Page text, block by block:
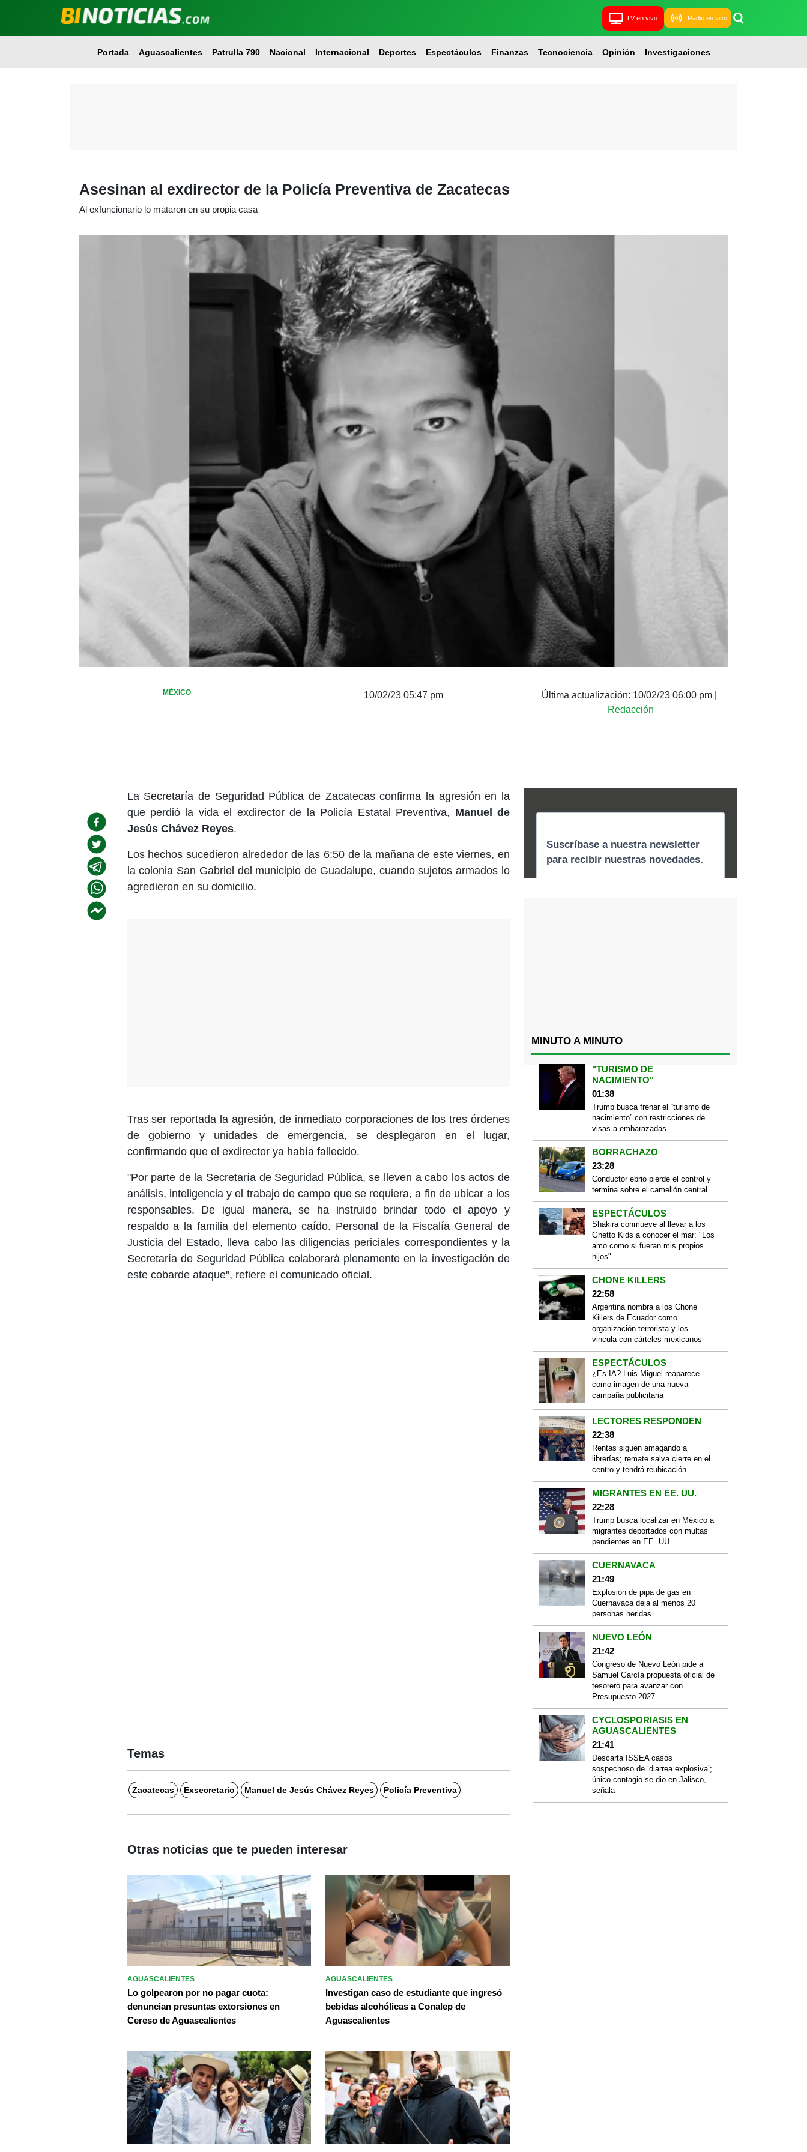
TV en vivo Radio en vivo
Portada Aguascalientes Patrulla 790 Nacional Internacional Deportes Espectáculos Finanzas Tecnociencia Opinión Investigaciones
Asesinan al exdirector de la Policía Preventiva de Zacatecas
Al exfuncionario lo mataron en su propia casa
MÉXICO 10/02/23 05:47 pm Última actualización: 10/02/23 06:00 pm
Redacción
La Secretaría de Seguridad Pública de Zacatecas confirma la agresión en la
que perdió la vida el exdirector de la Policía Estatal Preventiva, Manuel de
Jesús Chávez Reyes.
Los hechos sucedieron alrededor de las 6:50 de la mañana de este viernes, en
la colonia San Gabriel del municipio de Guadalupe, cuando sujetos armados lo
agredieron en su domicilio.
Tras ser reportada la agresión, de inmediato corporaciones de los tres órdenes
de gobierno y unidades de emergencia, se desplegaron en el lugar,
confirmando que el exdirector ya había fallecido.
"Por parte de la Secretaría de Seguridad Pública, se lleven a cabo los actos de
análisis, inteligencia y el trabajo de campo que se requiera, a fin de ubicar a los
responsables. De igual manera, se ha instruido brindar todo el apoyo y
respaldo a la familia del elemento caído. Personal de la Fiscalía General de
Justicia del Estado, lleva cabo las diligencias periciales correspondientes y la
Secretaría de Seguridad Pública colaborará plenamente en la investigación de
este cobarde ataque", refiere el comunicado oficial.
Temas
Zacatecas Exsecretario Manuel de Jesús Chávez Reyes Policía Preventiva
MINUTO A MINUTO
"TURISMO DE
NACIMIENTO"
01:38
Trump busca frenar el “turismo de
nacimiento” con restricciones de
visas a embarazadas
BORRACHAZO
23:28
Conductor ebrio pierde el control y
termina sobre el camellón central
ESPECTÁCULOS
Shakira conmueve al llevar a los
Ghetto Kids a conocer el mar: "Los
amo como si fueran mis propios
hijos"
CHONE KILLERS
22:58
Argentina nombra a los Chone
Killers de Ecuador como
organización terrorista y los
vincula con cárteles mexicanos
ESPECTÁCULOS
¿Es IA? Luis Miguel reaparece
como imagen de una nueva
campaña publicitaria
LECTORES RESPONDEN
22:38
Rentas siguen amagando a
librerías; remate salva cierre en el
centro y tendrá reubicación
MIGRANTES EN EE. UU.
22:28
Trump busca localizar en México a
migrantes deportados con multas
pendientes en EE. UU.
CUERNAVACA
21:49
Explosión de pipa de gas en
Cuernavaca deja al menos 20
personas heridas
NUEVO LEÓN
21:42
Congreso de Nuevo León pide a
Samuel García propuesta oficial de
tesorero para avanzar con
Presupuesto 2027
CYCLOSPORIASIS EN
AGUASCALIENTES
21:41
Descarta ISSEA casos
sospechoso de ‘diarrea explosiva’;
único contagio se dio en Jalisco,
señala
Otras noticias que te pueden interesar
AGUASCALIENTES
Lo golpearon por no pagar cuota:
denuncian presuntas extorsiones en
Cereso de Aguascalientes
AGUASCALIENTES
Investigan caso de estudiante que ingresó
bebidas alcohólicas a Conalep de
Aguascalientes